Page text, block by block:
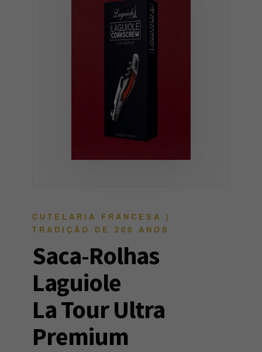
CUTELARIA FRANCESA |
TRADIÇÃO DE 200 ANOS
Saca-Rolhas
Laguiole
La Tour Ultra
Premium